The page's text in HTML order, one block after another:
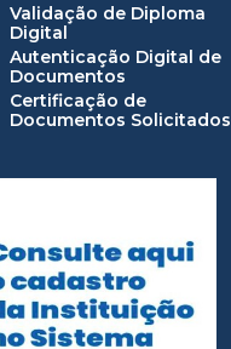
Validação de Diploma
Digital
Autenticação Digital de
Documentos
Certificação de
Documentos Solicitados